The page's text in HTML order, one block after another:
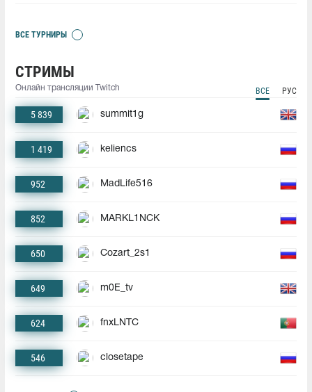
ВСЕ ТУРНИРЫ
СТРИМЫ
Онлайн трансляции Twitch ВСЕ РУС
5 839 summit1g
1 419 keliencs
952 MadLife516
852 MARKL1NCK
650 Cozart_2s1
649 m0E_tv
624 fnxLNTC
546 closetape